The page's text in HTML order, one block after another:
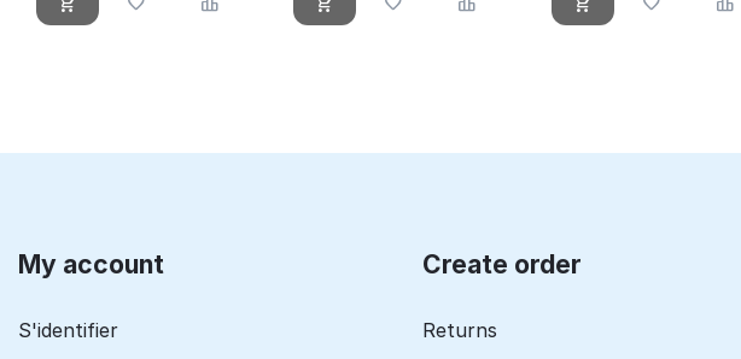
My account
S'identifier
Create order
Returns